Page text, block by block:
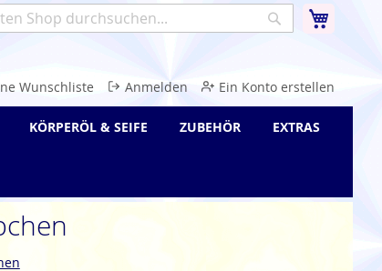
Suche
Wunschliste Anmelden Ein Konto erstellen
KÖRPERÖL & SEIFE ZUBEHÖR EXTRAS